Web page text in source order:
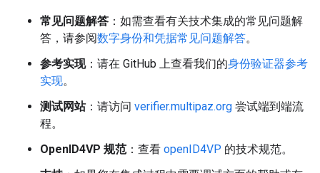
常见问题解答 ：如需查看有关技术集成的常见问题解
答，请参阅数字身份和凭据常见问题解答。
参考实现：请在 GitHub 上查看我们的身份验证器参考
实现。
测试网站：请访问 verifier.multipaz.org 尝试端到端流
程。
OpenID4VP 规范：查看 openID4VP 的技术规范。